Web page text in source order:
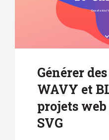
Générer
WAVY et
projets
SVG